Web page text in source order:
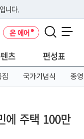
니다.
하고 있다면 아래 URL에
온 에어
츠 편성표
집 국가기념식 종영
에 주택 100만